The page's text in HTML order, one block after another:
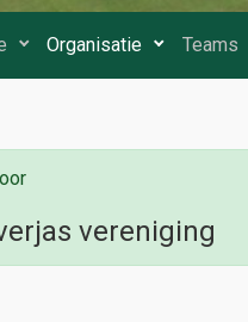
Organisatie Teams
vereniging